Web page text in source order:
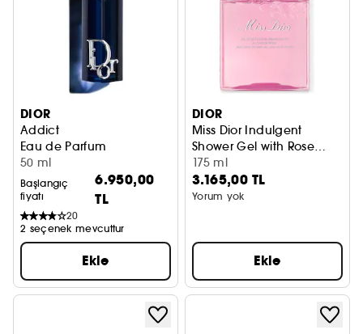
DIOR
Addict
Eau de Parfum
50 ml
Başlangıç
fiyatı
6.950,00
TL
20
2 seçenek mevcuttur
Ekle
DIOR
Miss Dior Indulgent
Shower Gel with Rose
Water – Shower Gel for
the Body
175 ml
3.165,00 TL
Yorum yok
Ekle